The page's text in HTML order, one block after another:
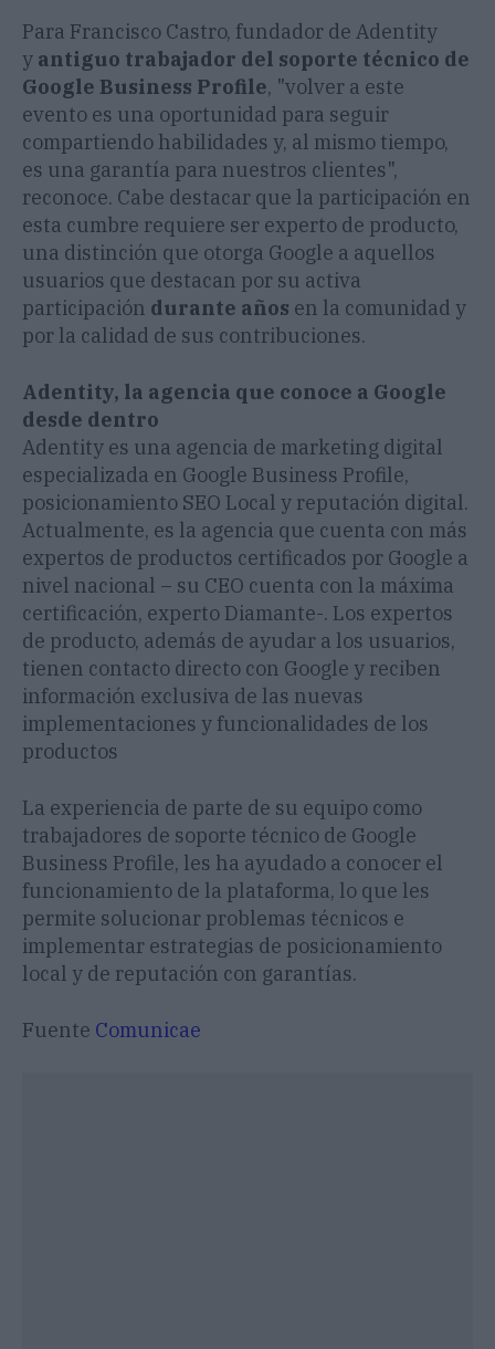
Para Francisco Castro, fundador de Adentity
y antiguo trabajador del soporte técnico de
Google Business Profile, "volver a este
evento es una oportunidad para seguir
compartiendo habilidades y, al mismo tiempo,
es una garantía para nuestros clientes",
reconoce. Cabe destacar que la participación en
esta cumbre requiere ser experto de producto,
una distinción que otorga Google a aquellos
usuarios que destacan por su activa
participación durante años en la comunidad y
por la calidad de sus contribuciones.
Adentity, la agencia que conoce a Google
desde dentro
Adentity es una agencia de marketing digital
especializada en Google Business Profile,
posicionamiento SEO Local y reputación digital.
Actualmente, es la agencia que cuenta con más
expertos de productos certificados por Google a
nivel nacional – su CEO cuenta con la máxima
certificación, experto Diamante-. Los expertos
de producto, además de ayudar a los usuarios,
tienen contacto directo con Google y reciben
información exclusiva de las nuevas
implementaciones y funcionalidades de los
productos
La experiencia de parte de su equipo como
trabajadores de soporte técnico de Google
Business Profile, les ha ayudado a conocer el
funcionamiento de la plataforma, lo que les
permite solucionar problemas técnicos e
implementar estrategias de posicionamiento
local y de reputación con garantías.
Fuente Comunicae